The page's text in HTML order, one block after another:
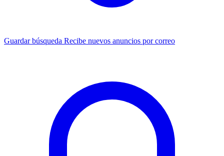
Guardar búsqueda Recibe nuevos anuncios por correo